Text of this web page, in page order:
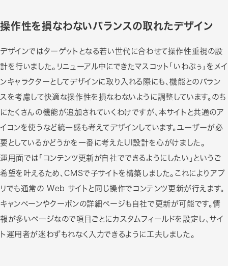
操作性を損なわないバランスの取れたデザイン
デザインではターゲットとなる若い世代に合わせて操作性重視の設
計を行いました。リニューアル中にできたマスコット「いわぷぅ」をメイ
ンキャラクターとしてデザインに取り入れる際にも、機能とのバラン
スを考慮して快適な操作性を損なわないように調整しています。のち
にたくさんの機能が追加されていくわけですが、本サイトと共通のア
イコンを使うなど統一感も考えてデザインしています。ユーザーが必
要としているかどうかを一番に考えたUI設計を心がけました。
運用面では「コンテンツ更新が自社でできるようにしたい」というご
希望を叶えるため、CMSで子サイトを構築しました。これによりアプ
リでも通常の Web サイトと同じ操作でコンテンツ更新が行えます。
キャンペーンやクーポンの詳細ページも自社で更新が可能です。情
報が多いページなので項目ごとにカスタムフィールドを設定し、サイ
ト運用者が迷わずもれなく入力できるように工夫しました。